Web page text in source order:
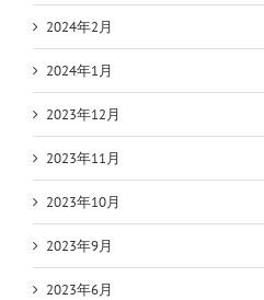
2024年2月
2024年1月
2023年12月
2023年11月
2023年10月
2023年9月
2023年6月